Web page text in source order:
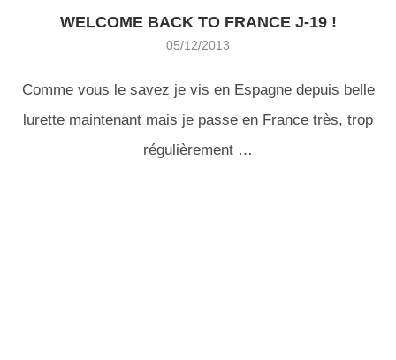
WELCOME BACK TO FRANCE J-19 !
05/12/2013
Comme vous le savez je vis en Espagne depuis belle
lurette maintenant mais je passe en France très, trop
régulièrement …